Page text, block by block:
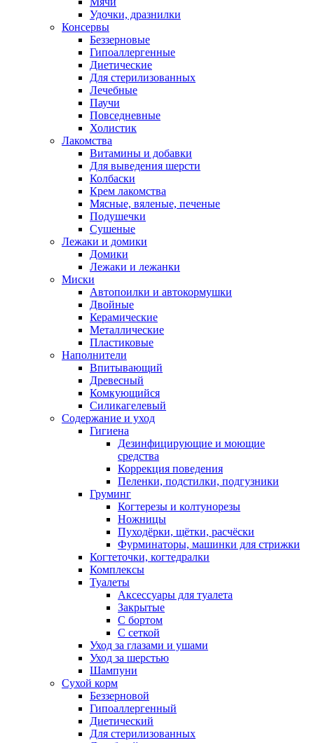
Удочки, дразнилки
Консервы
Беззерновые
Гипоаллергенные
Диетические
Для стерилизованных
Лечебные
Паучи
Повседневные
Холистик
Лакомства
Витамины и добавки
Для выведения шерсти
Колбаски
Крем лакомства
Мясные, вяленые, печеные
Подушечки
Сушеные
Лежаки и домики
Домики
Лежаки и лежанки
Миски
Автопоилки и автокормушки
Двойные
Керамические
Металлические
Пластиковые
Наполнители
Впитывающий
Древесный
Комкующийся
Силикагелевый
Содержание и уход
Гигиена
Дезинфицирующие и моющие
средства
Коррекция поведения
Пеленки, подстилки, подгузники
Груминг
Когтерезы и колтунорезы
Ножницы
Пуходёрки, щётки, расчёски
Фурминаторы, машинки для стрижки
Когтеточки, когтедралки
Комплексы
Туалеты
Аксессуары для туалета
Закрытые
С бортом
С сеткой
Уход за глазами и ушами
Уход за шерстью
Шампуни
Сухой корм
Беззерновой
Гипоаллергенный
Диетический
Для стерилизованных